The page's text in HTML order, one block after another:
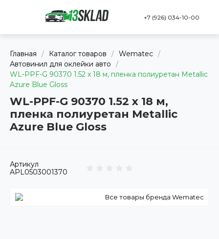
+7 (926) 034-10-00
Главная / Каталог товаров / Wematec /
Автовинил для оклейки авто
/
WL-PPF-G 90370 1.52 x 18 м, пленка полиуретан Metallic
Azure Blue Gloss
WL-PPF-G 90370 1.52 x 18 м,
пленка полиуретан Metallic
Azure Blue Gloss
Артикул
APL0503001370
Все товары бренда Wematec